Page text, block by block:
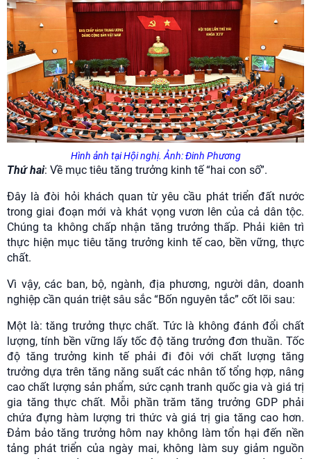
Hình ảnh tại Hội nghị. Ảnh: Đinh Phương
Thứ hai: Về mục tiêu tăng trưởng kinh tế “hai con số”.
Đây là đòi hỏi khách quan từ yêu cầu phát triển đất nước
trong giai đoạn mới và khát vọng vươn lên của cả dân tộc.
Chúng ta không chấp nhận tăng trưởng thấp. Phải kiên trì
thực hiện mục tiêu tăng trưởng kinh tế cao, bền vững, thực
chất.
Vì vậy, các ban, bộ, ngành, địa phương, người dân, doanh
nghiệp cần quán triệt sâu sắc “Bốn nguyên tắc” cốt lõi sau:
Một là: tăng trưởng thực chất. Tức là không đánh đổi chất
lượng, tính bền vững lấy tốc độ tăng trưởng đơn thuần. Tốc
độ tăng trưởng kinh tế phải đi đôi với chất lượng tăng
trưởng dựa trên tăng năng suất các nhân tố tổng hợp, nâng
cao chất lượng sản phẩm, sức cạnh tranh quốc gia và giá trị
gia tăng thực chất. Mỗi phần trăm tăng trưởng GDP phải
chứa đựng hàm lượng tri thức và giá trị gia tăng cao hơn.
Đảm bảo tăng trưởng hôm nay không làm tổn hại đến nền
tảng phát triển của ngày mai, không làm suy giảm nguồn